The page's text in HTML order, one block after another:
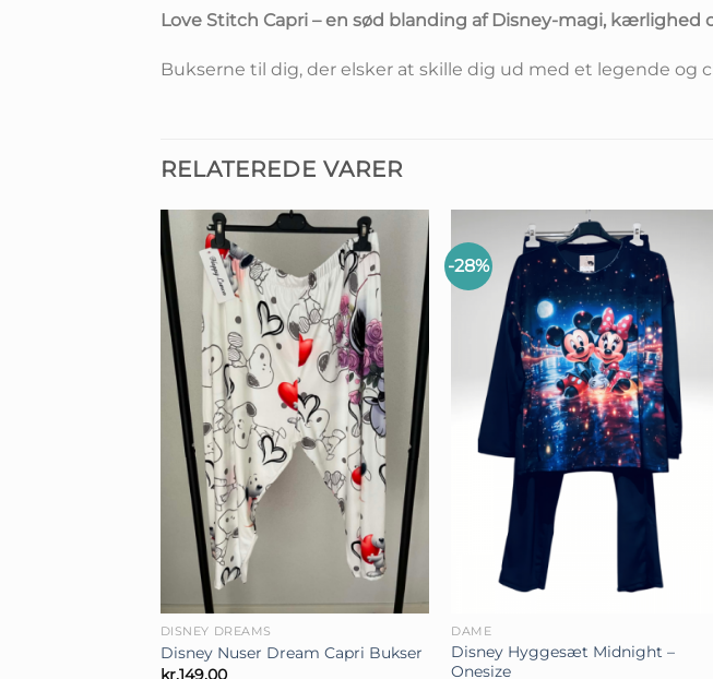
Love Stitch Capri – en sød blanding af Disney-magi, kærlighed
Bukserne til dig, der elsker at skille dig ud med et legende og
RELATEREDE VARER
DISNEY DREAMS
Disney Nuser Dream Capri Bukser
kr.149,00
-28%
DAME
Disney Hyggesæt Midnight –
Onesize